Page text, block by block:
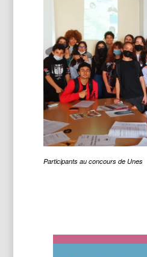
Participants au concours de Unes